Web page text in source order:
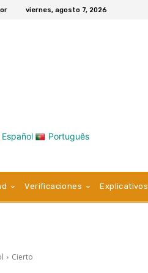
viernes, agosto 7, 2026
Español Português
Verificaciones Explicativos
Cierto